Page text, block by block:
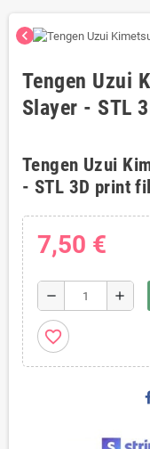
chevron_left
Tengen Uzui
Slayer - STL
Tengen Uzui
- STL 3D print
7,50 €
remove add
favorite_border